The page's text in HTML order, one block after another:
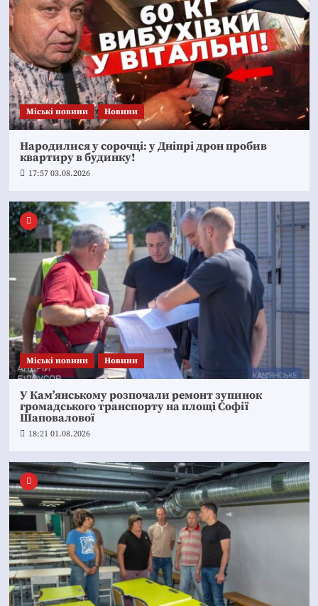
Mіські новини Новини
Народилися у сорочці: у Дніпрі дрон пробив
квартиру в будинку!
17:57 03.08.2026
Mіські новини Новини
У Кам’янському розпочали ремонт зупинок
громадського транспорту на площі Софії
Шаповалової
18:21 01.08.2026